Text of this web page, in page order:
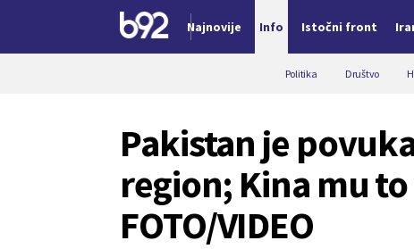
Najnovije Info Istočni front
Politika Društvo
Pakistan je
region; Kina mu
FOTO/VIDEO